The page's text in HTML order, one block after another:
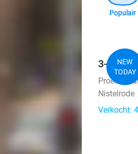
Populair
NEW
TODAY
3-
Nistelrode
Verkocht: